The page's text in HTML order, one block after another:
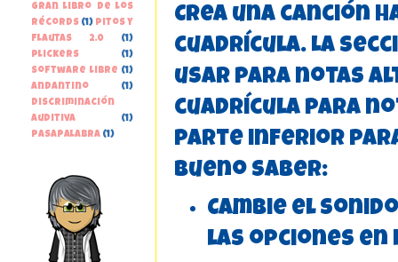
Crea una canción
cuadrícula. La
usar para notas
cuadrícula para
parte inferior
Bueno saber:
Cambie el
las opciones
gran libro de los
récords (1) Pitos y
Flautas 2.0
(1)
Plickers
(1)
Software libre (1)
andantino
(1)
discriminación
auditiva
(1)
pasapalabra (1)